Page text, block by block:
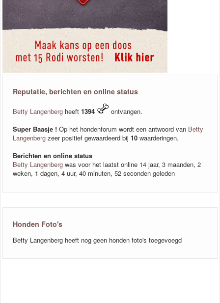
Reputatie, berichten en online status
Betty Langenberg heeft 1394
ontvangen.
Super Baasje ! Op het hondenforum wordt een antwoord van Betty
Langenberg zeer positief gewaardeerd bij 10 waarderingen.
Berichten en online status
Betty Langenberg was voor het laatst online 14 jaar, 3 maanden, 2
weken, 1 dagen, 4 uur, 40 minuten, 52 seconden geleden
Honden Foto's
Betty Langenberg heeft nog geen honden foto's toegevoegd